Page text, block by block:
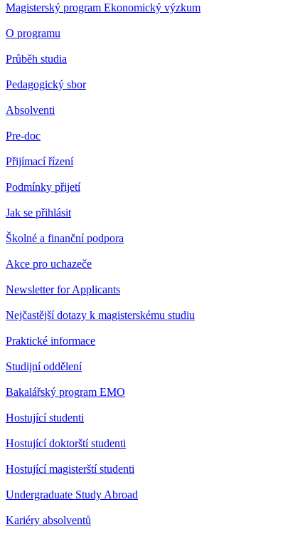
Magisterský program Ekonomický výzkum
O programu
Průběh studia
Pedagogický sbor
Absolventi
Pre-doc
Přijímací řízení
Podmínky přijetí
Jak se přihlásit
Školné a finanční podpora
Akce pro uchazeče
Newsletter for Applicants
Nejčastější dotazy k magisterskému studiu
Praktické informace
Studijní oddělení
Bakalářský program EMO
Hostující studenti
Hostující doktorští studenti
Hostující magisterští studenti
Undergraduate Study Abroad
Kariéry absolventů